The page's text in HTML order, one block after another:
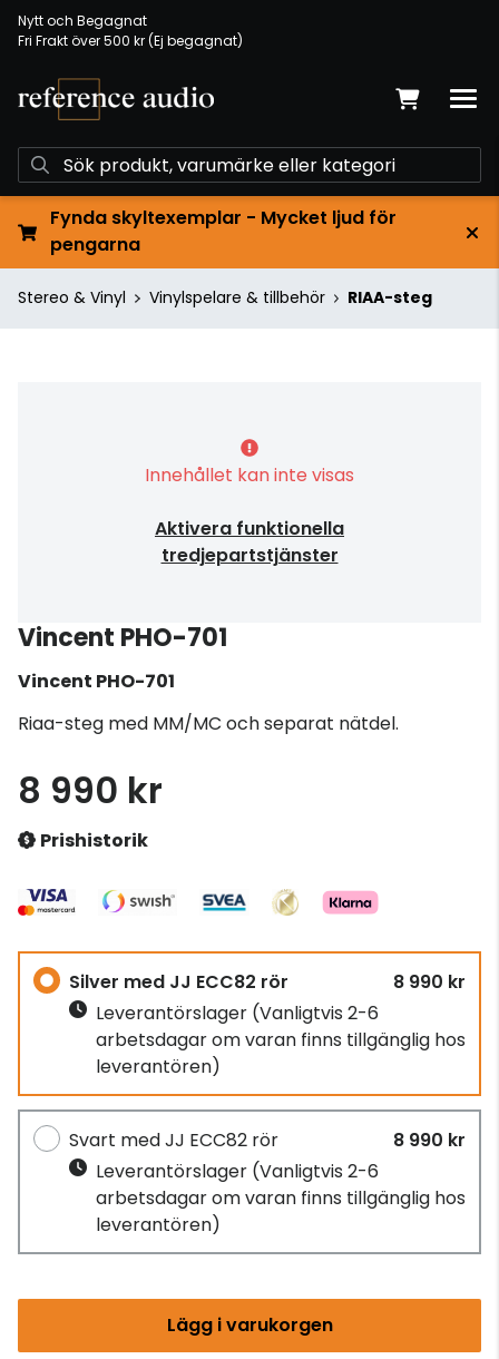
Nytt och Begagnat
Fri Frakt över 500 kr (Ej begagnat)
Fynda skyltexemplar - Mycket ljud för
pengarna
Stereo & Vinyl Vinylspelare & tillbehör RIAA-steg
Innehållet kan inte visas
Aktivera funktionella
tredjepartstjänster
Vincent PHO-701
Vincent PHO-701
Riaa-steg med MM/MC och separat nätdel.
8 990 kr
Prishistorik
Silver med JJ ECC82 rör
8 990 kr
Leverantörslager (Vanligtvis 2-6
arbetsdagar om varan finns tillgänglig hos
leverantören)
Svart med JJ ECC82 rör
8 990 kr
Leverantörslager (Vanligtvis 2-6
arbetsdagar om varan finns tillgänglig hos
leverantören)
Lägg i varukorgen